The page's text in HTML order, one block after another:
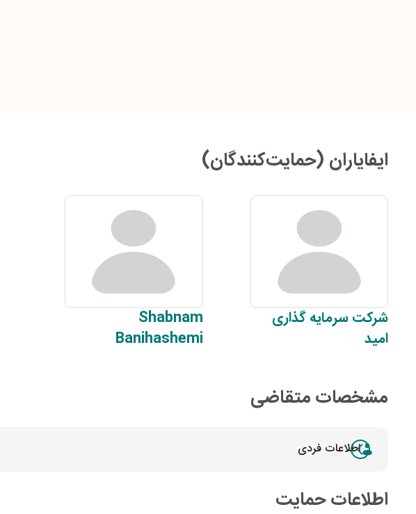
ایفایاران (حمایت‌کنندگان)
شرکتسرمایه گذاری
امید
Shabnam
Banihashemi
مشخصات متقاضی
اطلاعات فردی
اطلاعات حمایت